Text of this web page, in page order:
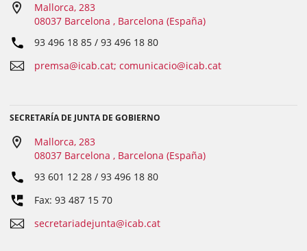
Mallorca, 283
08037 Barcelona , Barcelona (España)
93 496 18 85 / 93 496 18 80
premsa@icab.cat; comunicacio@icab.cat
SECRETARÍA DE JUNTA DE GOBIERNO
Mallorca, 283
08037 Barcelona , Barcelona (España)
93 601 12 28 / 93 496 18 80
Fax: 93 487 15 70
secretariadejunta@icab.cat